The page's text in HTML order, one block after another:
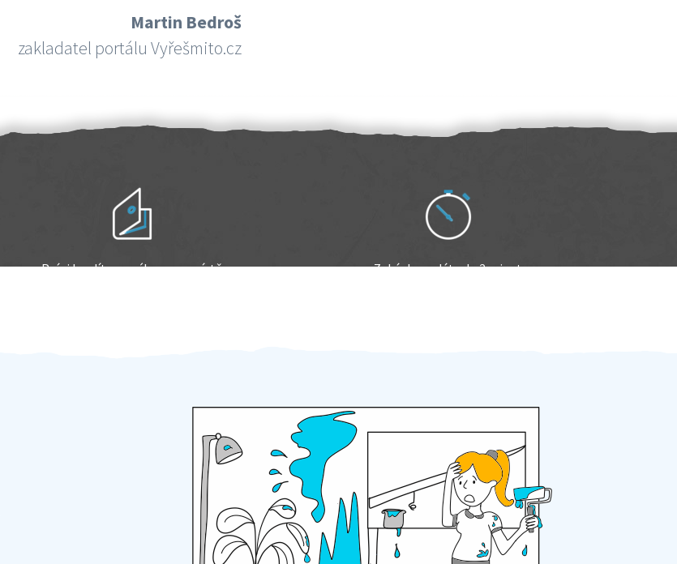
Martin Bedroš
zakladatel portálu Vyřešmito.cz
Práci hradíte po výkonu na místě Zakázku zadáte do 2 minut